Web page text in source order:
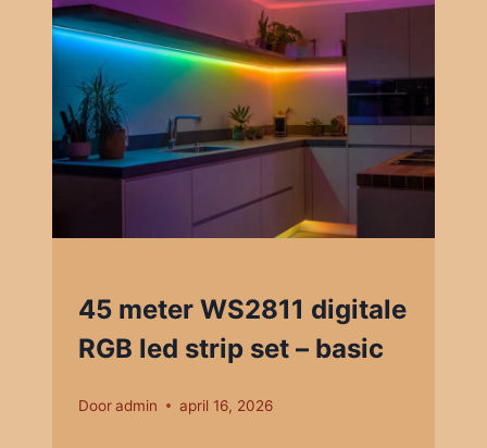
45 meter WS2811 digitale
RGB led strip set – basic
Dooradmin april 16, 2026